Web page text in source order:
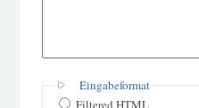
Eingabeformat